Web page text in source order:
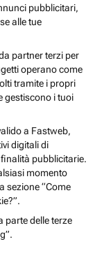
pubblicitari,
alle tue
partner terzi per
operano come
tramite i propri
gestiscono i tuoi
a Fastweb,
digitali di
pubblicitarie.
momento
sezione “Come
parte delle terze